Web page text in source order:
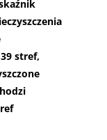
stref,